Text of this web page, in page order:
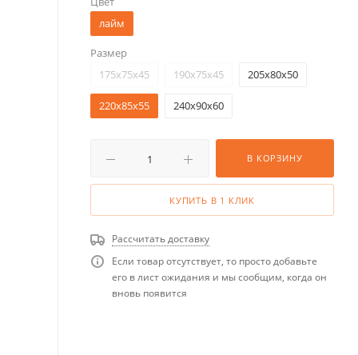
лайм
Размер
175x75x45
190x75x45 205x80x50
220x85x55 240x90x60
В КОРЗИНУ
КУПИТЬ В 1 КЛИК
Рассчитать доставку
Если товар отсутствует, то просто добавьте
его в лист ожидания и мы сообщим, когда он
вновь появится